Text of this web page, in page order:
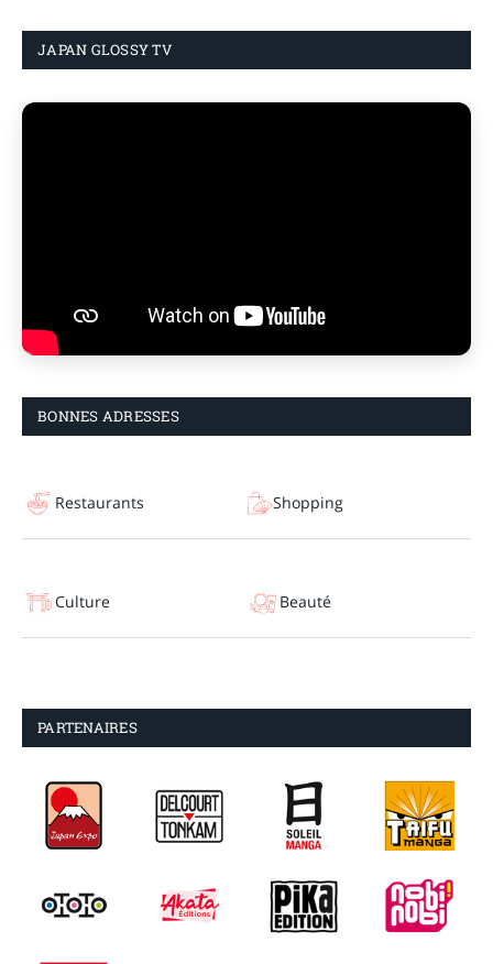
JAPAN GLOSSY TV
BONNES ADRESSES
Restaurants Shopping
Culture Beauté
PARTENAIRES